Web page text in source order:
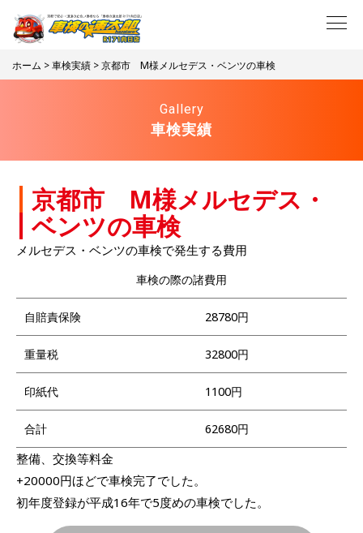
ホーム >車検実績 > 京都市 M様メルセデス・ベンツの車検
Gallery
車検実績
京都市 M様メルセデス・
ベンツの車検
メルセデス・ベンツの車検で発生する費用
車検の際の諸費用
自賠責保険 28780円
重量税 32800円
印紙代 1100円
合計 62680円
整備、交換等料金
+20000円ほどで車検完了でした。
初年度登録が平成16年で5度めの車検でした。